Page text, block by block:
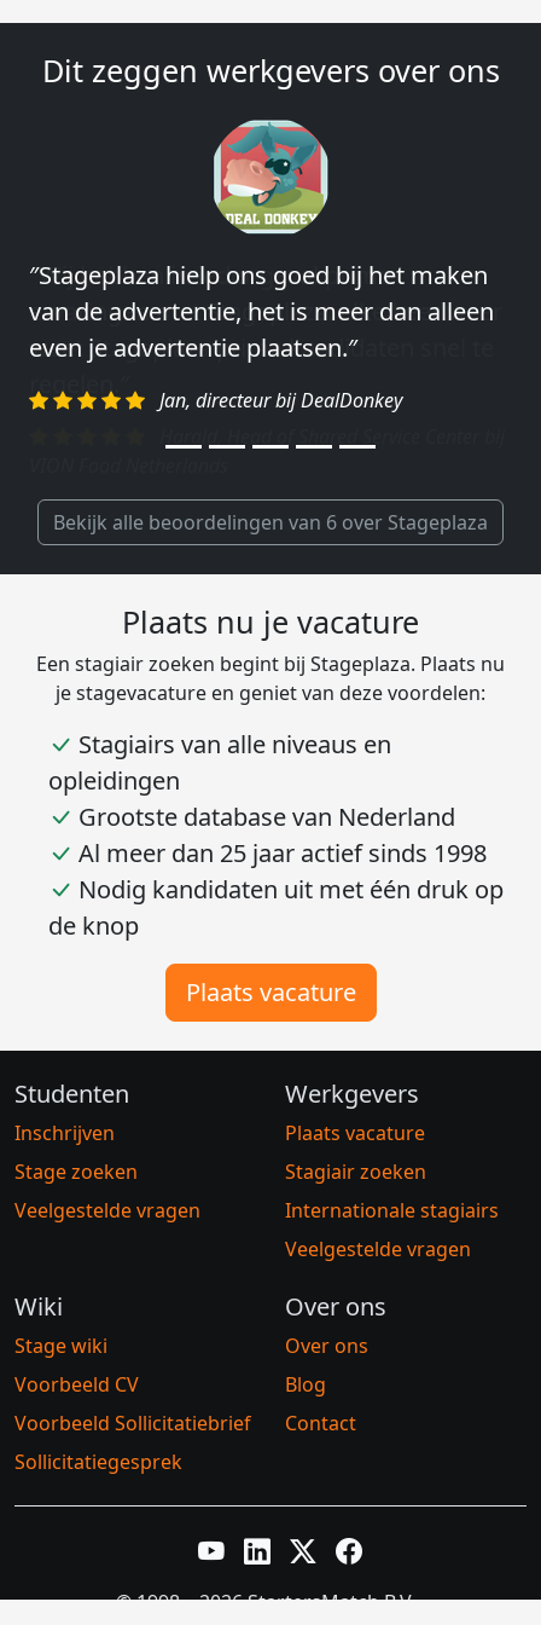
Dit zeggen werkgevers over ons
″Wij hebben in ieder geval prima
ervaringen met Stageplaza: elke keer weer
weet Stageplaza prima kandidaten snel te
regelen.″
Bekijk alle beoordelingen van 6 over Stageplaza
Plaats nu je vacature
Een stagiair zoeken begint bij Stageplaza. Plaats nu
je stagevacature en geniet van deze voordelen:
Stagiairs van alle niveaus en
opleidingen
Grootste database van Nederland
Al meer dan 25 jaar actief sinds 1998
Nodig kandidaten uit met één druk op
de knop
Plaats vacature
Studenten
Inschrijven
Stage zoeken
Veelgestelde vragen
Werkgevers
Plaats vacature
Stagiair zoeken
Internationale stagiairs
Veelgestelde vragen
Wiki
Stage wiki
Voorbeeld CV
Voorbeeld Sollicitatiebrief
Sollicitatiegesprek
Over ons
Over ons
Blog
Contact
YouTubeLinkedInTwitter XFacebook
© 1998 – 2026 StartersMatch B.V.